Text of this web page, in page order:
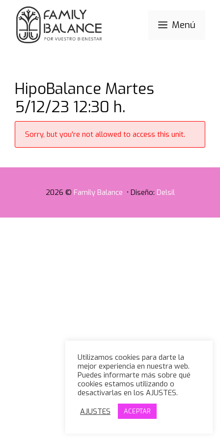
Saltar
contenido
Menú
HipoBalance Martes
5/12/23 12:30 h.
Sorry, but you're not allowed to access this unit.
2026 © Family Balance • Diseño: Delsil
Utilizamos cookies para darte la
mejor experiencia en nuestra web.
Puedes informarte más sobre qué
cookies estamos utilizando o
desactivarlas en los AJUSTES.
AJUSTES
ACEPTAR